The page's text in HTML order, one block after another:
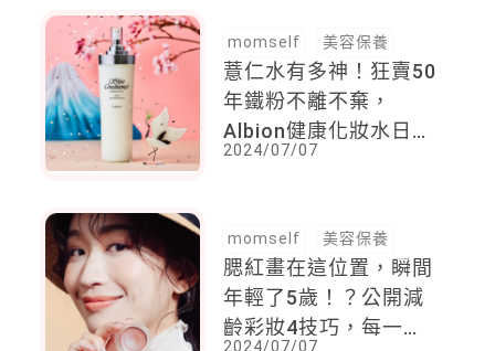
momself 美容保養
薏仁水有多神！狂賣50
年鐵粉不離不棄，
Albion健康化妝水日拍
夜敷，肌膚透亮就靠它
2024/07/07
momself 美容保養
腮紅畫在這位置，瞬間
年輕了5歲！？公開減
齡彩妝4技巧，每一個
2024/07/07